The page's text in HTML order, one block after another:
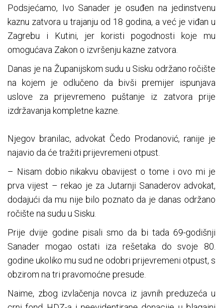
Podsjećamo, Ivo Sanader je osuđen na jedinstvenu
kaznu zatvora u trajanju od 18 godina, a već je viđan u
Zagrebu i Kutini, jer koristi pogodnosti koje mu
omogućava Zakon o izvršenju kazne zatvora.
Danas je na Županijskom sudu u Sisku održano ročište
na kojem je odlučeno da bivši premijer ispunjava
uslove za prijevremeno puštanje iz zatvora prije
izdržavanja kompletne kazne.
Njegov branilac, advokat Čedo Prodanović, ranije je
najavio da će tražiti prijevremeni otpust.
– Nisam dobio nikakvu obavijest o tome i ovo mi je
prva vijest – rekao je za Jutarnji Sanaderov advokat,
dodajući da mu nije bilo poznato da je danas održano
ročište na sudu u Sisku.
Prije dvije godine pisali smo da bi tada 69-godišnji
Sanader mogao ostati iza rešetaka do svoje 80.
godine ukoliko mu sud ne odobri prijevremeni otpust, s
obzirom na tri pravomoćne presude.
Naime, zbog izvlačenja novca iz javnih preduzeća u